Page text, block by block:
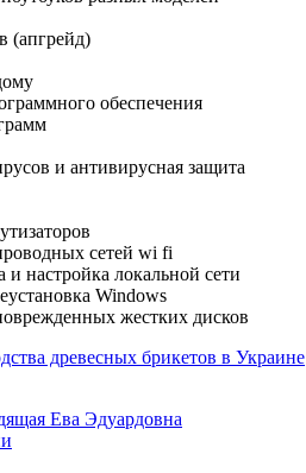
(апгрейд)
обеспечения
и антивирусная защита
сетей wi fi
настройка локальной сети
Windows
жестких дисков
древесных брикетов в Украине
Ева Эдуардовна